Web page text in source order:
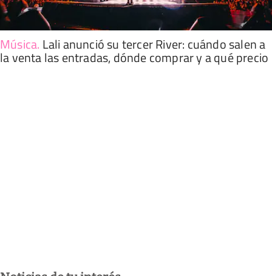
Música. Lali anunció su tercer River: cuándo salen a
la venta las entradas, dónde comprar y a qué precio